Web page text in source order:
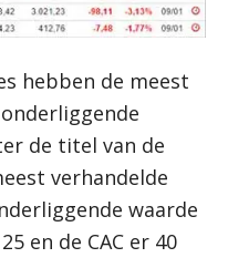
hebben de meest
de titel van de
verhandelde
waarde
en de CAC er 40